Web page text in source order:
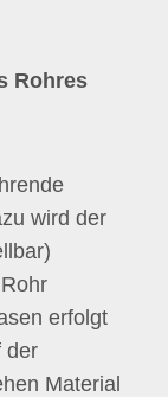
Rohres
wird der
erfolgt
der
Material